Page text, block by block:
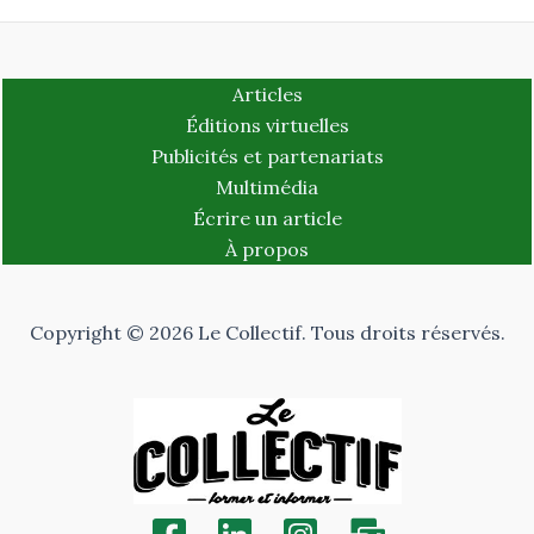
Articles
Éditions virtuelles
Publicités et partenariats
Multimédia
Écrire un article
À propos
Copyright © 2026 Le Collectif. Tous droits réservés.